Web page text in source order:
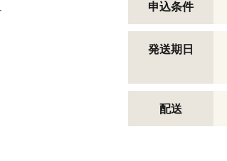
申込条件
発送期日
配送